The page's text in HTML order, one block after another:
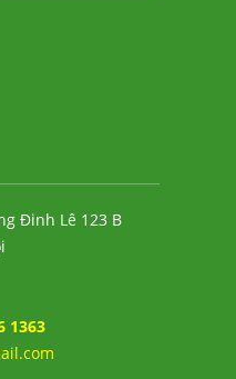
Đinh Lê 123 B
1363